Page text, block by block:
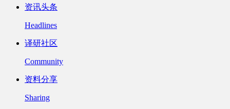
资讯头条
Headlines
译研社区
Community
资料分享
Sharing